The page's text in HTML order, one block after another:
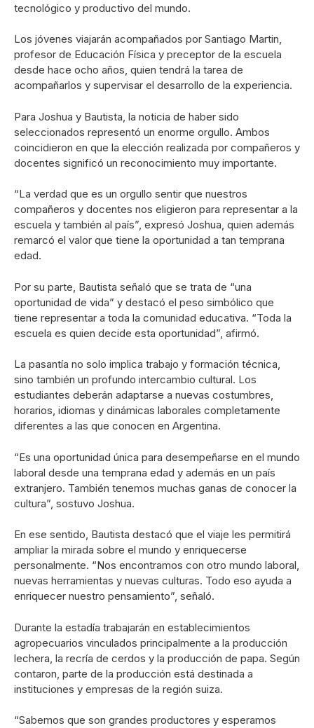
tecnológico y productivo del mundo.
Los jóvenes viajarán acompañados por Santiago Martin,
profesor de Educación Física y preceptor de la escuela
desde hace ocho años, quien tendrá la tarea de
acompañarlos y supervisar el desarrollo de la experiencia.
Para Joshua y Bautista, la noticia de haber sido
seleccionados representó un enorme orgullo. Ambos
coincidieron en que la elección realizada por compañeros y
docentes significó un reconocimiento muy importante.
“La verdad que es un orgullo sentir que nuestros
compañeros y docentes nos eligieron para representar a la
escuela y también al país”, expresó Joshua, quien además
remarcó el valor que tiene la oportunidad a tan temprana
edad.
Por su parte, Bautista señaló que se trata de “una
oportunidad de vida” y destacó el peso simbólico que
tiene representar a toda la comunidad educativa. “Toda la
escuela es quien decide esta oportunidad”, afirmó.
La pasantía no solo implica trabajo y formación técnica,
sino también un profundo intercambio cultural. Los
estudiantes deberán adaptarse a nuevas costumbres,
horarios, idiomas y dinámicas laborales completamente
diferentes a las que conocen en Argentina.
“Es una oportunidad única para desempeñarse en el mundo
laboral desde una temprana edad y además en un país
extranjero. También tenemos muchas ganas de conocer la
cultura”, sostuvo Joshua.
En ese sentido, Bautista destacó que el viaje les permitirá
ampliar la mirada sobre el mundo y enriquecerse
personalmente. “Nos encontramos con otro mundo laboral,
nuevas herramientas y nuevas culturas. Todo eso ayuda a
enriquecer nuestro pensamiento”, señaló.
Durante la estadía trabajarán en establecimientos
agropecuarios vinculados principalmente a la producción
lechera, la recría de cerdos y la producción de papa. Según
contaron, parte de la producción está destinada a
instituciones y empresas de la región suiza.
“Sabemos que son grandes productores y esperamos